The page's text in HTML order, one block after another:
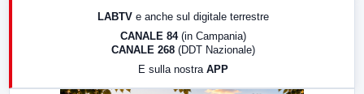
LABTV e anche sul digitale terrestre
CANALE 84 (in Campania)
CANALE 268 (DDT Nazionale)
E sulla nostra APP